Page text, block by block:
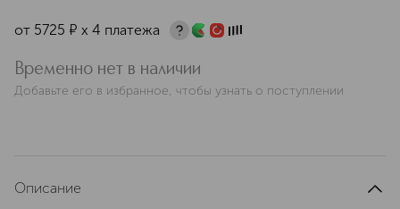
от 5725 ¤ х 4 платежа
Временно нет в наличии
Добавьте его в избранное, чтобы узнать о поступлении
Описание